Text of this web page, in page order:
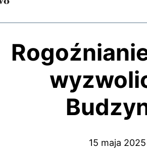
15 maja 2025